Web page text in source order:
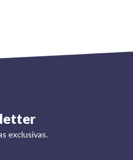
exclusivas.